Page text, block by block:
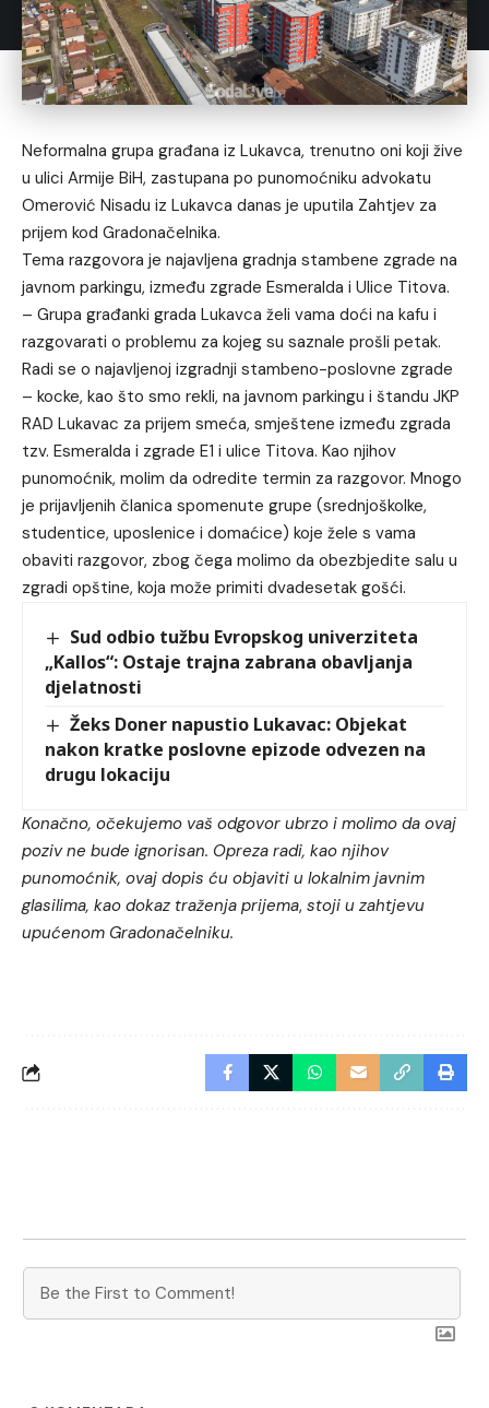
Neformalna grupa građana iz Lukavca, trenutno oni koji žive
u ulici Armije BiH, zastupana po punomoćniku advokatu
Omerović Nisadu iz Lukavca danas je uputila Zahtjev za
prijem kod Gradonačelnika.
Tema razgovora je najavljena gradnja stambene zgrade na
javnom parkingu, između zgrade Esmeralda i Ulice Titova.
– Grupa građanki grada Lukavca želi vama doći na kafu i
razgovarati o problemu za kojeg su saznale prošli petak.
Radi se o najavljenoj izgradnji stambeno-poslovne zgrade
– kocke, kao što smo rekli, na javnom parkingu i štandu JKP
RAD Lukavac za prijem smeća, smještene između zgrada
tzv. Esmeralda i zgrade E1 i ulice Titova. Kao njihov
punomoćnik, molim da odredite termin za razgovor. Mnogo
je prijavljenih članica spomenute grupe (srednjoškolke,
studentice, uposlenice i domaćice) koje žele s vama
obaviti razgovor, zbog čega molimo da obezbjedite salu u
zgradi opštine, koja može primiti dvadesetak gošći.
Sud odbio tužbu Evropskog univerziteta
„Kallos“: Ostaje trajna zabrana obavljanja
djelatnosti
Žeks Doner napustio Lukavac: Objekat
nakon kratke poslovne epizode odvezen na
drugu lokaciju
Konačno, očekujemo vaš odgovor ubrzo i molimo da ovaj
poziv ne bude ignorisan. Opreza radi, kao njihov
punomoćnik, ovaj dopis ću objaviti u lokalnim javnim
glasilima, kao dokaz traženja prijema, stoji u zahtjevu
upućenom Gradonačelniku.